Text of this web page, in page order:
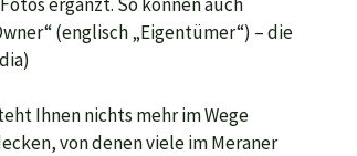
(englisch „Eigentümer“) – die
Ihnen nichts mehr im Wege
von denen viele im Meraner